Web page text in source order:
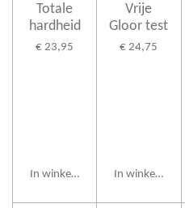
Totale
hardheid
€ 23,95
In winkelwagen
Vrije
Gloor test
€ 24,75
In winkelwagen